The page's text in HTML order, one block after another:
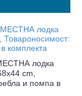
лодка
cm,
и помпа в